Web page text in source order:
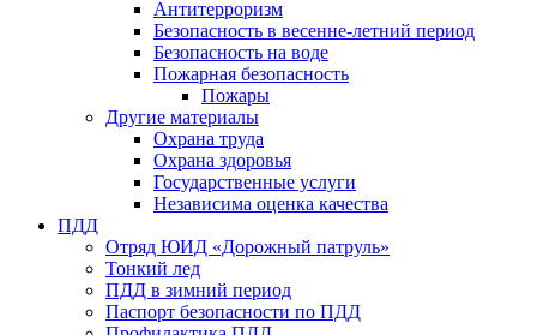
Антитерроризм
Безопасность в весенне-летний период
Безопасность на воде
Пожарная безопасность
Пожары
Другие материалы
Охрана труда
Охрана здоровья
Государственные услуги
Независима оценка качества
ПДД
Отряд ЮИД «Дорожный патруль»
Тонкий лед
ПДД в зимний период
Паспорт безопасности по ПДД